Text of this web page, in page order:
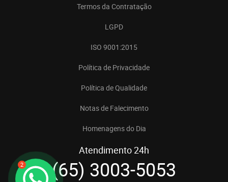
2
Termos da Contratação
LGPD
ISO 9001:2015
Política de Privacidade
Política de Qualidade
Notas de Falecimento
Homenagens do Dia
Atendimento 24h
(65) 3003-5053